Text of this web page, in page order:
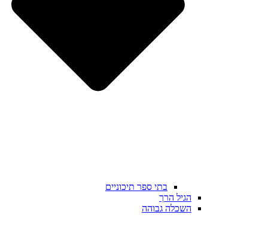
בתי ספר תיכוניים
הגיל הרך
השכלה גבוהה